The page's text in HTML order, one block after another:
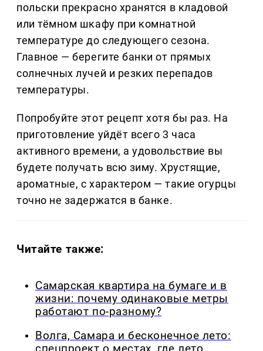
польски прекрасно хранятся в кладовой
или тёмном шкафу при комнатной
температуре до следующего сезона.
Главное — берегите банки от прямых
солнечных лучей и резких перепадов
температуры.
Попробуйте этот рецепт хотя бы раз. На
приготовление уйдёт всего 3 часа
активного времени, а удовольствие вы
будете получать всю зиму. Хрустящие,
ароматные, с характером — такие огурцы
точно не задержатся в банке.
Читайте также:
Самарская квартира на бумаге и в
жизни: почему одинаковые метры
работают по-разному?
Волга, Самара и бесконечное лето:
спецпроект о местах, где лето